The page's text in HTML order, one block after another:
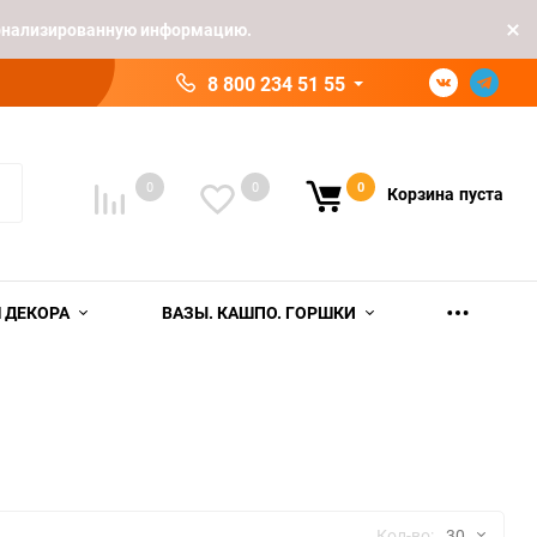
информацию.
8 800 234 51 55
0 0 0 Корзина пуста
ДЕКОРА ВАЗЫ. КАШПО. ГОРШКИ